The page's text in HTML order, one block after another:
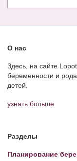
О нас
Здесь, на сайте
беременности и
детей.
узнать больше
Разделы
Планирование